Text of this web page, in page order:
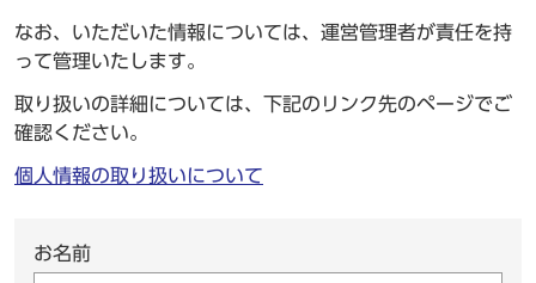
なお、いただいた情報については、運営管理者が責任を持
って管理いたします。
取り扱いの詳細については、下記のリンク先のページでご
確認ください。
個人情報の取り扱いについて
お名前